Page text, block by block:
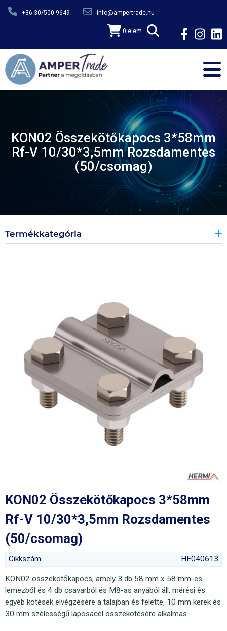
Ugrás a tartalomra
+36-30/500-9649 info@ampertrade.hu
0 elem
KON02 Összekötőkapocs 3*58mm
Rf-V 10/30*3,5mm Rozsdamentes
(50/csomag)
Termékkategória
KON02 Összekötőkapocs 3*58mm
Rf-V 10/30*3,5mm Rozsdamentes
(50/csomag)
Cikkszám HE040613
KON02 összekötőkapocs, amely 3 db 58 mm x 58 mm-es
lemezből és 4 db csavarból és M8-as anyából áll, mérési és
egyéb kötések elvégzésére a talajban és felette, 10 mm kerek és
30 mm szélességű laposacél összekötésére alkalmas.